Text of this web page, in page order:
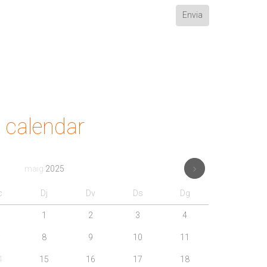
calendar
maig 2025
Dj Dv Ds Dg
1 2 3 4
8 9 10 11
15 16 17 18